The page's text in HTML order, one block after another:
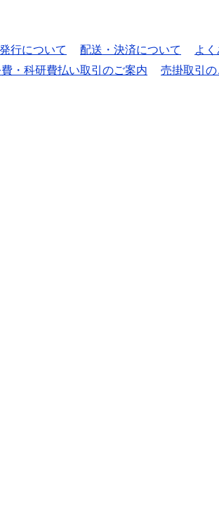
行について 配送・決済について
よ
・科研費払い取引のご案内 売掛取引の